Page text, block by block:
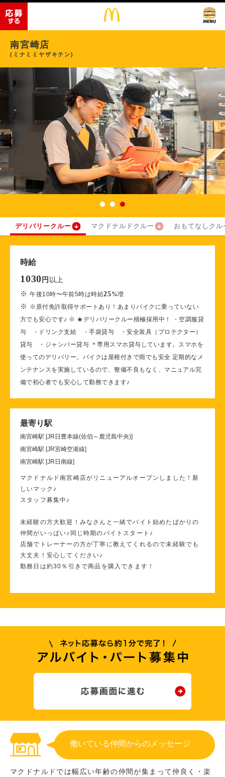
南宮崎店
(ミナミミヤザキテン)
デリバリークルー マクドナルドクルー おもてなしクル
時給
1030 円 以上
※午後10時〜午前5時は時給25%増
※ ※原付免許取得サポートあり！あまりバイクに乗っていない
方でも安心です♪ ※ ★デリバリークルー積極採用中！ ・空調服貸
与 ・ドリンク支給 ・手袋貸与 ・安全装具（プロテクター）
貸与 ・ジャンバー貸与 ＊専用スマホ貸与しています。スマホを
使ってのデリバリー。バイクは屋根付きで雨でも安全 定期的なメ
ンテナンスを実施しているので、整備不良もなく、マニュアル完
備で初心者でも安心して勤務できます♪
最寄り駅
南宮崎駅 [JR日豊本線(佐伯～鹿児島中央)]
南宮崎駅 [JR宮崎空港線]
南宮崎駅 [JR日南線]
マクドナルド南宮崎店がリニューアルオープンしました！新
しいマック♪
スタッフ募集中♪
未経験の方大歓迎！みなさんと一緒でバイト始めたばかりの
仲間がいっぱい♪同じ時期のバイトスタート♪
店舗でトレーナーの方が丁寧に教えてくれるので未経験でも
大丈夫！安心してください♪
勤務日は約30％引きで商品を購入できます！
働いている仲間からのメッセージ
マクドナルドでは幅広い年齢の仲間が集まって仲良く・楽